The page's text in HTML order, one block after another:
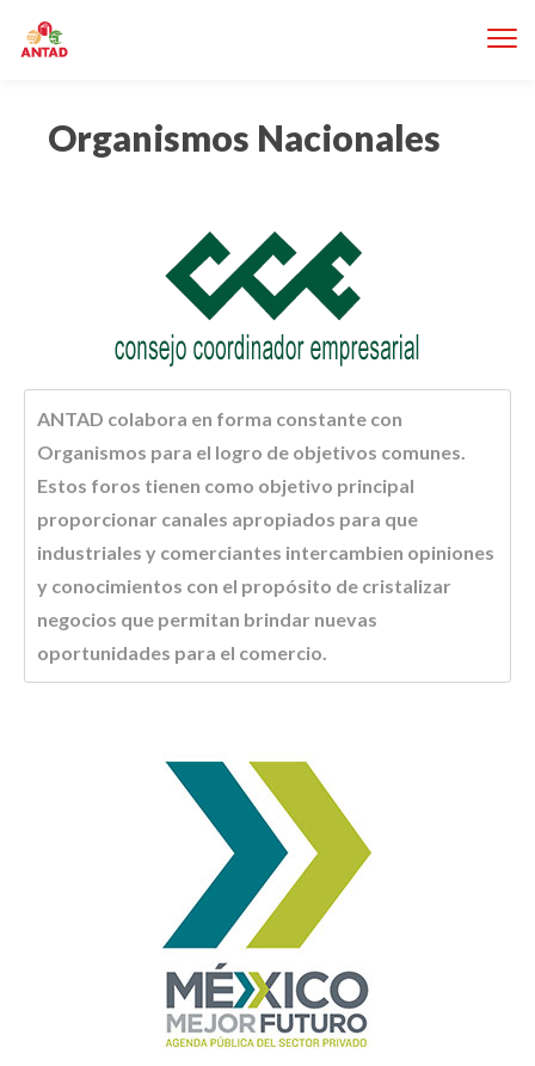
Organismos Nacionales
ANTAD colabora en forma constante con
Organismos para el logro de objetivos comunes.
Estos foros tienen como objetivo principal
proporcionar canales apropiados para que
industriales y comerciantes intercambien opiniones
y conocimientos con el propósito de cristalizar
negocios que permitan brindar nuevas
oportunidades para el comercio.